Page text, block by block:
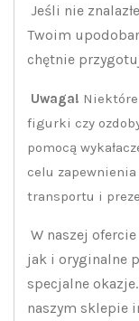
Jeśli nie
Twoim
chętnie
Uwaga!
figurki czy
pomocą
celu
transportu i
W naszej
jak i oryginalne
specjalne
naszym sklepie